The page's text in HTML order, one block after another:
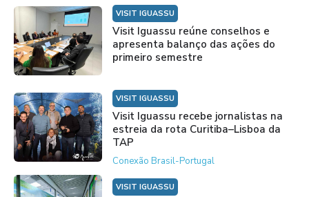
VISIT IGUASSU
Visit Iguassu reúne conselhos e
apresenta balanço das ações do
primeiro semestre
VISIT IGUASSU
Visit Iguassu recebe jornalistas na
estreia da rota Curitiba–Lisboa da
TAP
Conexão Brasil-Portugal
VISIT IGUASSU